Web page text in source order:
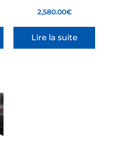
2,580.00€
Lire la suite